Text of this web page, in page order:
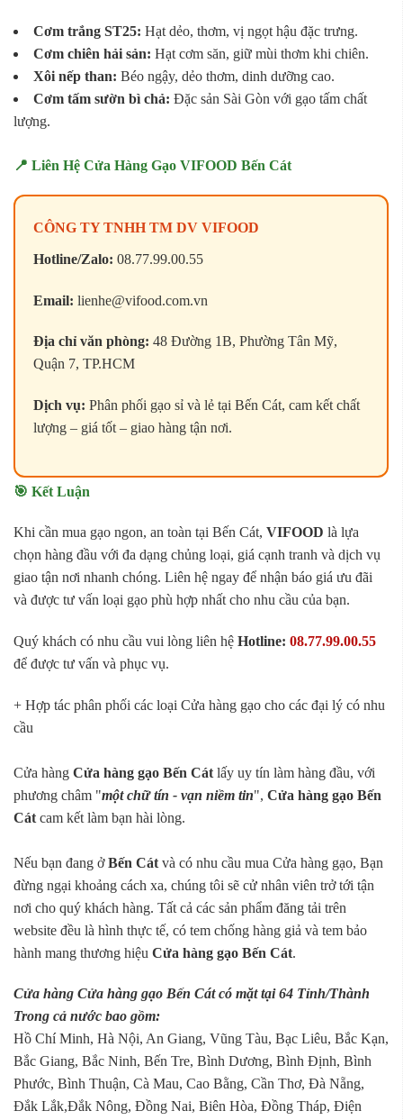
Cơm trắng ST25: Hạt dẻo, thơm, vị ngọt hậu đặc trưng.
Cơm chiên hải sản: Hạt cơm săn, giữ mùi thơm khi chiên.
Xôi nếp than: Béo ngậy, dẻo thơm, dinh dưỡng cao.
Cơm tấm sườn bì chả: Đặc sản Sài Gòn với gạo tấm chất
lượng.
📍 Liên Hệ Cửa Hàng Gạo VIFOOD Bến Cát
CÔNG TY TNHH TM DV VIFOOD
Hotline/Zalo: 08.77.99.00.55
Email: lienhe@vifood.com.vn
Địa chỉ văn phòng: 48 Đường 1B, Phường Tân Mỹ,
Quận 7, TP.HCM
Dịch vụ: Phân phối gạo sỉ và lẻ tại Bến Cát, cam kết chất
lượng – giá tốt – giao hàng tận nơi.
🎯 Kết Luận
Khi cần mua gạo ngon, an toàn tại Bến Cát, VIFOOD là lựa
chọn hàng đầu với đa dạng chủng loại, giá cạnh tranh và dịch vụ
giao tận nơi nhanh chóng. Liên hệ ngay để nhận báo giá ưu đãi
và được tư vấn loại gạo phù hợp nhất cho nhu cầu của bạn.
Quý khách có nhu cầu vui lòng liên hệ Hotline: 08.77.99.00.55
để được tư vấn và phục vụ.
+ Hợp tác phân phối các loại Cửa hàng gạo cho các đại lý có nhu
cầu
Cửa hàng Cửa hàng gạo Bến Cát lấy uy tín làm hàng đầu, với
phương châm "một chữ tín - vạn niềm tin", Cửa hàng gạo Bến
Cát cam kết làm bạn hài lòng.
Nếu bạn đang ởBến Cát và có nhu cầu mua Cửa hàng gạo, Bạn
đừng ngại khoảng cách xa, chúng tôi sẽ cử nhân viên trở tới tận
nơi cho quý khách hàng. Tất cả các sản phẩm đăng tải trên
website đều là hình thực tế, có tem chống hàng giả và tem bảo
hành mang thương hiệu Cửa hàng gạo Bến Cát.
Cửa hàng Cửa hàng gạo Bến Cát có mặt tại 64 Tỉnh/Thành
Trong cả nước bao gồm:
Hồ Chí Minh, Hà Nội, An Giang, Vũng Tàu, Bạc Liêu, Bắc Kạn,
Bắc Giang, Bắc Ninh, Bến Tre, Bình Dương, Bình Định, Bình
Phước, Bình Thuận, Cà Mau, Cao Bằng, Cần Thơ, Đà Nẵng,
Đắk Lắk,Đắk Nông, Đồng Nai, Biên Hòa, Đồng Tháp, Điện